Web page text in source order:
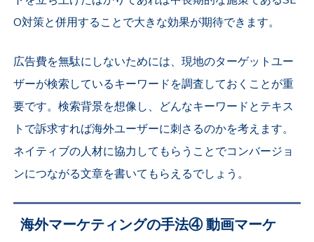
O対策と併用することで大きな効果が期待できます。
広告費を無駄にしないためには、現地のターゲットユー
ザーが検索しているキーワードを調査しておくことが重
要です。検索背景を想像し、どんなキーワードとテキス
トで訴求すれば海外ユーザーに刺さるのかを考えます。
ネイティブの人材に協力してもらうことでコンバージョ
ンにつながる文章を書いてもらえるでしょう。
海外マーケティングの手法④動画マーケ